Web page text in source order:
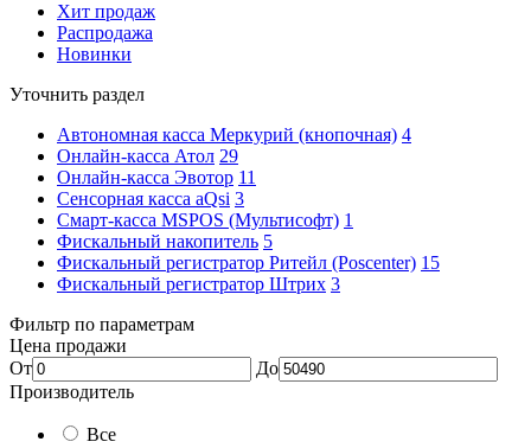
Хит продаж
Распродажа
Новинки
Уточнить раздел
Автономная касса Меркурий (кнопочная) 4
Онлайн-касса Атол 29
Онлайн-касса Эвотор 11
Сенсорная касса aQsi 3
Смарт-касса MSPOS (Мультисофт) 1
Фискальный накопитель 5
Фискальный регистратор Ритейл (Poscenter) 15
Фискальный регистратор Штрих 3
Фильтр по параметрам
Цена продажи
От
До
Производитель
Все